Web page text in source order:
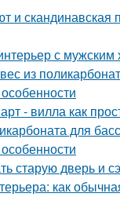
и скандинавская
с мужским
из
- вилла как
для
старую дверь и
как